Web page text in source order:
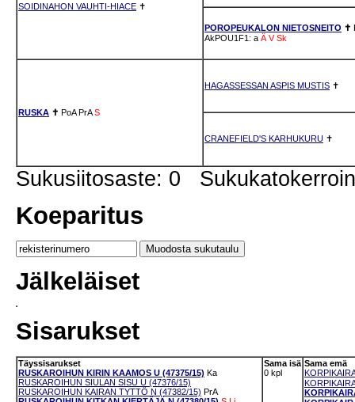
SOIDINAHON VAUHTI-HIACE ✝
POROPEUKALON NIETOSNEITO ✝
AkPOU1F1: a Ä V Sk
RUSKA ✝ PoA PrA S
HAGASSESSAN ASPIS MUSTIS ✝
CRANEFIELD'S KARHUKURU ✝
Sukusiitosaste: 0
Koeparitus
Jälkeläiset
Sisarukset
Täyssisarukset
RUSKAROIHUN KIRIN KAAMOS U (47375/15) Ka
RUSKAROIHUN SIULAN SISU U (47376/15)
RUSKAROIHUN KAIRAN TYTTÖ N (47382/15) PrA
Sama isä
0 kpl
Sama emä